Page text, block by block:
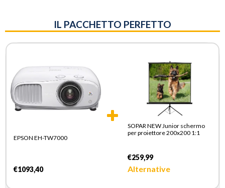
IL PACCHETTO PERFETTO
EPSON EH-TW7000
€1093,40
SOPAR NEW Junior schermo
per proiettore 200x200 1:1
€259,99
Alternative